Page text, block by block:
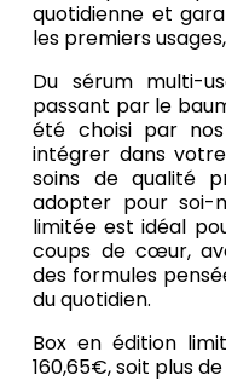
quotidienne et
les premiers
Du sérum multi-
passant par le
été choisi par
intégrer dans
soins de qualité
adopter pour soi-
limitée est idéal
coups de cœur,
des formules
du quotidien.
Box en édition
160,65€, soit plus